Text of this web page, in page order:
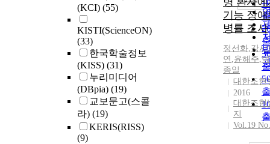
(KCI) (55)
KISTI(ScienceON)
(33)
한국학술정보
(KISS) (31)
누리미디어
(DBpia) (19)
교보문고(스콜
라) (19)
KERIS(RISS)
(9)
기능 장
병률 조사
정선화,강시
연 ,윤해주,
종일
대한조현
2016
대한조현
지
Vol.19